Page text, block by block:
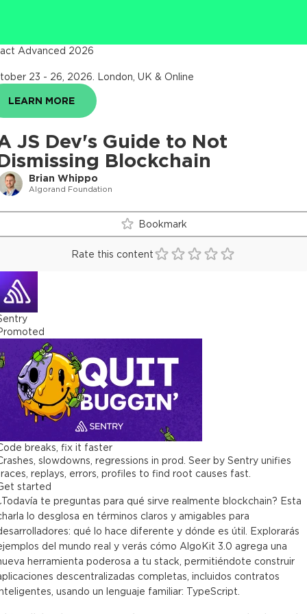
JS Dev's Guide to Not
Blockchain
Brian Whippo
Algorand Foundation
Advanced 2026
23 - 26, 2026 London, UK & Online
LEARN MORE
Bookmark
Rate this content
breaks, fix it faster
slowdowns, regressions in prod. Seer by Sentry unifies
replays, errors, profiles to find root causes fast.
started
te preguntas para qué sirve realmente blockchain? Esta
lo desglosa en términos claros y amigables para
qué lo hace diferente y dónde es útil. Explorarás
del mundo real y verás cómo AlgoKit 3.0 agrega una
herramienta poderosa a tu stack, permitiéndote construir
descentralizadas completas, incluidos contratos
usando un lenguaje familiar: TypeScript.